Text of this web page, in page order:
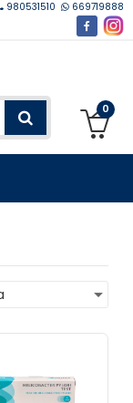
980531510 669719888
0